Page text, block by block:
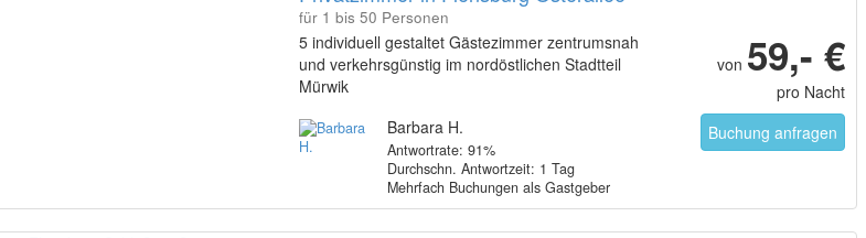
für 1 bis 50 Personen
5 individuell gestaltet Gästezimmer zentrumsnah
und verkehrsgünstig im nordöstlichen Stadtteil
Mürwik
Barbara H.
Antwortrate: 91%
Durchschn. Antwortzeit: 1 Tag
Mehrfach Buchungen als Gastgeber
von 59,- €
pro Nacht
Buchung anfragen